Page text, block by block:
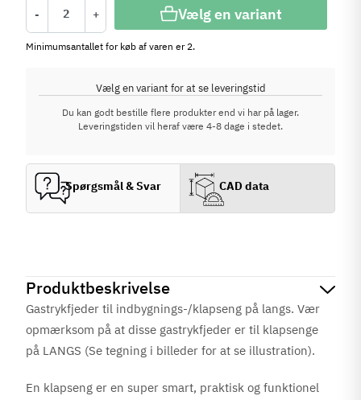
Produktbeskrivelse
Gastrykfjeder til indbygnings-/klapseng på langs. Vær
opmærksom på at disse gastrykfjeder er til klapsenge
på LANGS (Se tegning i billeder for at se illustration).
En klapseng er en super smart, praktisk og funktionel
- + Vælg en variant
Minimumsantallet for køb af varen er 2.
Vælg en variant for at se leveringstid
Du kan godt bestille flere produkter end vi har på lager.
Leveringstiden vil heraf være 4-8 dage i stedet.
Spørgsmål & Svar CAD data